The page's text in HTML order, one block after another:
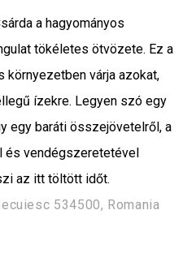
a hagyományos
tökéletes ötvözete. Ez a
környezetben várja azokat,
ízekre. Legyen szó egy
egy baráti összejövetelről, a
és vendégszeretetével
az itt töltött időt.
534500, Romania